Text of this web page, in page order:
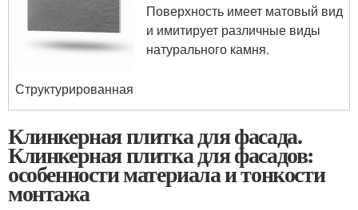
Структурированная
Поверхность имеет матовый вид
и имитирует различные виды
натурального камня.
Клинкерная плитка для фасада.
Клинкерная плитка для фасадов:
особенности материала и тонкости
монтажа